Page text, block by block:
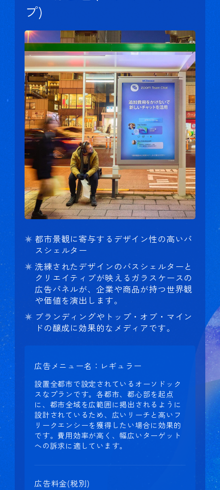
プ)
都市景観に寄与するデザイン性の高いバ
スシェルター
洗練されたデザインのバスシェルターと
クリエイティブが映えるガラスケースの
広告パネルが、企業や商品が持つ世界観
や価値を演出します。
ブランディングやトップ・オブ・マイン
ドの醸成に効果的なメディアです。
広告メニュー名：レギュラー
設置全都市で設定されているオーソドック
スなプランです。各都市、都心部を起点
に、都市全域を広範囲に掲出されるように
設計されているため、広いリーチと高いフ
リークエンシーを獲得したい場合に効果的
です。費用効率が高く、幅広いターゲット
への訴求に適しています。
広告料金(税別)